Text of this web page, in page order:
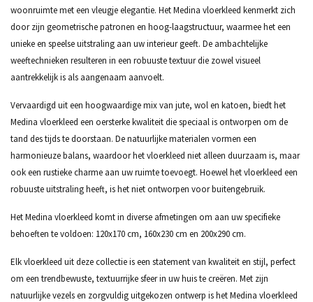
woonruimte met een vleugje elegantie. Het Medina vloerkleed kenmerkt zich
door zijn geometrische patronen en hoog-laagstructuur, waarmee het een
unieke en speelse uitstraling aan uw interieur geeft. De ambachtelijke
weeftechnieken resulteren in een robuuste textuur die zowel visueel
aantrekkelijk is als aangenaam aanvoelt.
Vervaardigd uit een hoogwaardige mix van jute, wol en katoen, biedt het
Medina vloerkleed een oersterke kwaliteit die speciaal is ontworpen om de
tand des tijds te doorstaan. De natuurlijke materialen vormen een
harmonieuze balans, waardoor het vloerkleed niet alleen duurzaam is, maar
ook een rustieke charme aan uw ruimte toevoegt. Hoewel het vloerkleed een
robuuste uitstraling heeft, is het niet ontworpen voor buitengebruik.
Het Medina vloerkleed komt in diverse afmetingen om aan uw specifieke
behoeften te voldoen: 120x170 cm, 160x230 cm en 200x290 cm.
Elk vloerkleed uit deze collectie is een statement van kwaliteit en stijl, perfect
om een trendbewuste, textuurrijke sfeer in uw huis te creëren. Met zijn
natuurlijke vezels en zorgvuldig uitgekozen ontwerp is het Medina vloerkleed